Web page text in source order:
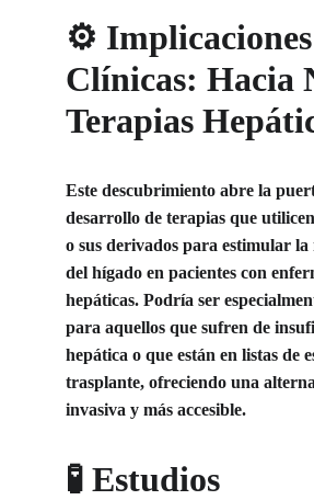
⚙️ Implicaciones
Clínicas: Hacia
Terapias
Este descubrimiento abre la
desarrollo de terapias que
o sus derivados para estimular la
del hígado en pacientes con
hepáticas. Podría ser
para aquellos que sufren de
hepática o que están en listas de
trasplante, ofreciendo una
invasiva y más accesible.
🧪 Estudios